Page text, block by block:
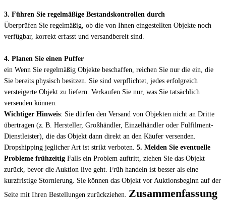
3. Führen Sie regelmäßige Bestandskontrollen durch
Überprüfen Sie regelmäßig, ob die von Ihnen eingestellten Objekte noch
4. Planen Sie einen Puffer
ein Wenn Sie regelmäßig Objekte beschaffen, reichen Sie nur die ein, die
Sie bereits physisch besitzen. Sie sind verpflichtet, jedes erfolgreich
versteigerte Objekt zu liefern. Verkaufen Sie nur, was Sie tatsächlich
Wichtiger Hinweis: Sie dürfen den Versand von Objekten nicht an Dritte
übertragen (z. B. Hersteller, Großhändler, Einzelhändler oder Fulfilment-
Dienstleister), die das Objekt dann direkt an den Käufer versenden.
Dropshipping jeglicher Art ist strikt verboten. 5. Melden Sie eventuelle
Probleme frühzeitig Falls ein Problem auftritt, ziehen Sie das Objekt
zurück, bevor die Auktion live geht. Früh handeln ist besser als eine
kurzfristige Stornierung. Sie können das Objekt vor Auktionsbeginn auf der
Seite mit Ihren Bestellungen zurückziehen. Zusammenfassung